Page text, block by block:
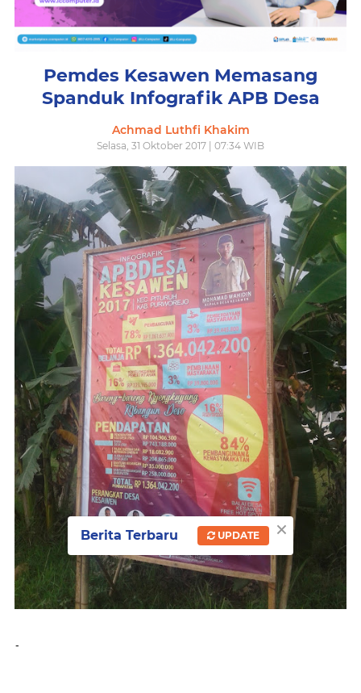
Pemdes Kesawen Memasang
Spanduk Infografik APB Desa
Achmad Luthfi Khakim
Selasa, 31 Oktober 2017 | 07:34 WIB
-
×
Berita Terbaru UPDATE